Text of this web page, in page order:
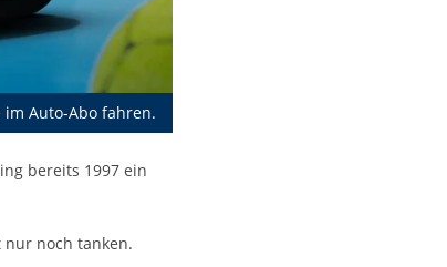
Auto-Abo fahren.
bereits 1997 ein
noch tanken.